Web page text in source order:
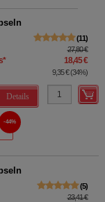
11
27,80 €
* 18,45 €
9,35 €(34%)
Details
44%
5
23,41 €